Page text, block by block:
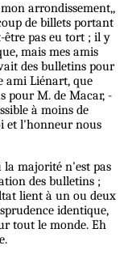
arrondissement,,
de billets portant
être pas eu tort ; il y
mais mes amis
des bulletins pour
ami Liénart, que
pour M. de Macar, -
à moins de
et l'honneur nous
la majorité n'est pas
des bulletins ;
lient à un ou deux
identique,
tout le monde. Eh